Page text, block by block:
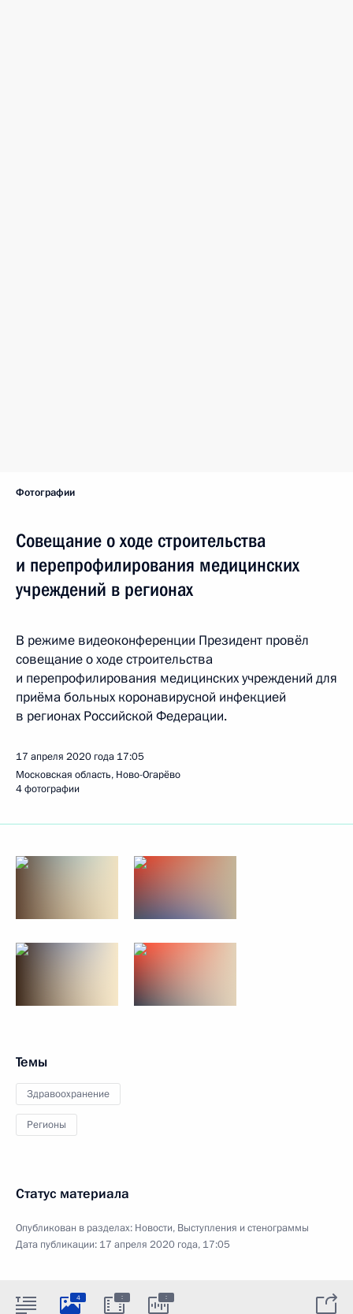
Фотографии
Совещание о ходе строительства
и перепрофилирования медицинских
учреждений в регионах
В режиме видеоконференции Президент провёл
совещание о ходе строительства
и перепрофилирования медицинских учреждений для
приёма больных коронавирусной инфекцией
в регионах Российской Федерации.
17 апреля 2020 года 17:05
Московская область, Ново-Огарёво
4 фотографии
Темы
Здравоохранение
Регионы
Статус материала
Опубликован в разделах: Новости, Выступления и стенограммы
Дата публикации: 17 апреля 2020 года, 17:05
4 : :